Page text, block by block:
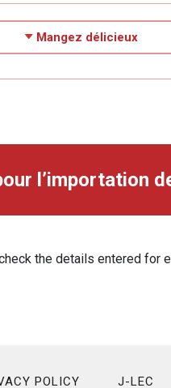
Mangez délicieux
l’importation
the details entered for
POLICY J-LEC